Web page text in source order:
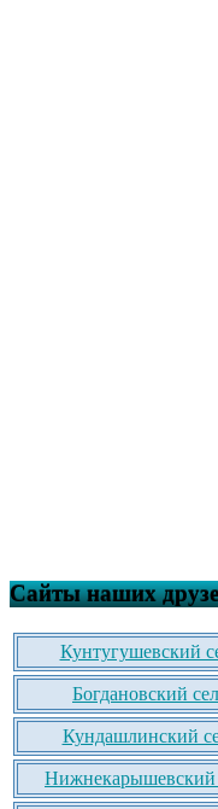
Сайты наших
Кунтугушевский
Богдановский
Кундашлинский
Нижнекарышевский